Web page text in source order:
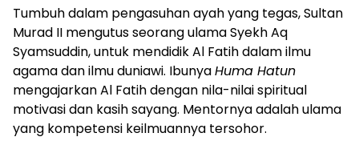
Tumbuh dalam pengasuhan ayah yang tegas, Sultan
Murad II mengutus seorang ulama Syekh Aq
Syamsuddin, untuk mendidik Al Fatih dalam ilmu
agama dan ilmu duniawi. IbunyaHuma Hatun
mengajarkan Al Fatih dengan nila-nilai spiritual
motivasi dan kasih sayang. Mentornya adalah ulama
yang kompetensi keilmuannya tersohor.